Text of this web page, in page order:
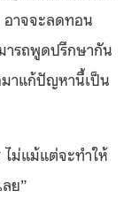
อาจจะลดทอน
ารถพูดปรึกษากัน
มาแก้ปัญหานี้เป็น
ไม่แม้แต่จะทำให้
ย”